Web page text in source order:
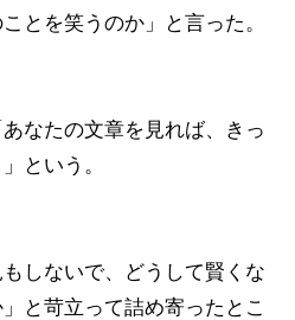
とを笑うのか」と言った。
なたの文章を見れば、きっ
という。
もしないで、どうして賢くな
と苛立って詰め寄ったとこ